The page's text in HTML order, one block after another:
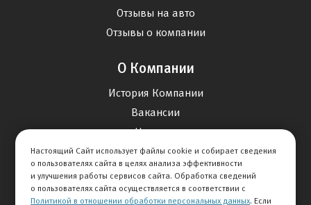
Отзывы на авто
Отзывы о компании
О Компании
История Компании
Вакансии
Новости
Карта сайта
Настоящий Сайт использует файлы cookie и собирает сведения
о пользователях сайта в целях анализа эффективности
и улучшения работы сервисов сайта. Обработка сведений
о пользователях сайта осуществляется в соответствии с
Политикой в отношении обработки персональных данных. Если